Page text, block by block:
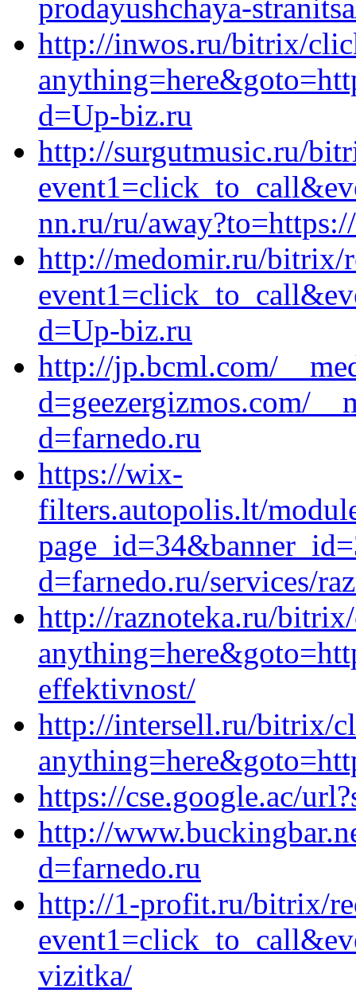
prodayushchaya-
http://inwos.ru/bitrix/
d=Up-biz.ru
http://surgutmusic.ru/
nn.ru/ru/
http://medomir.ru/bitrix/
d=Up-biz.ru
http://jp.bcml.com/
d=geezergizmos.com/
d=farnedo.ru
https://wix-
filters.autopolis.lt/
d=farnedo.ru/services/
http://raznoteka.ru/
effektivnost/
http://intersell.ru/bitrix/
https://cse.google.ac/
http://
d=farnedo.ru
http://1-profit.ru/bitrix/
vizitka/